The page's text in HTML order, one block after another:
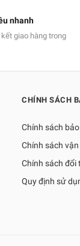
nhanh
giao hàng trong
CHÍNH SÁCH
Chính sách
Chính sách
Chính sách đổi
Quy định sử